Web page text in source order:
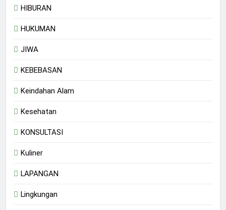
HIBURAN
HUKUMAN
JIWA
KEBEBASAN
Keindahan Alam
Kesehatan
KONSULTASI
Kuliner
LAPANGAN
Lingkungan